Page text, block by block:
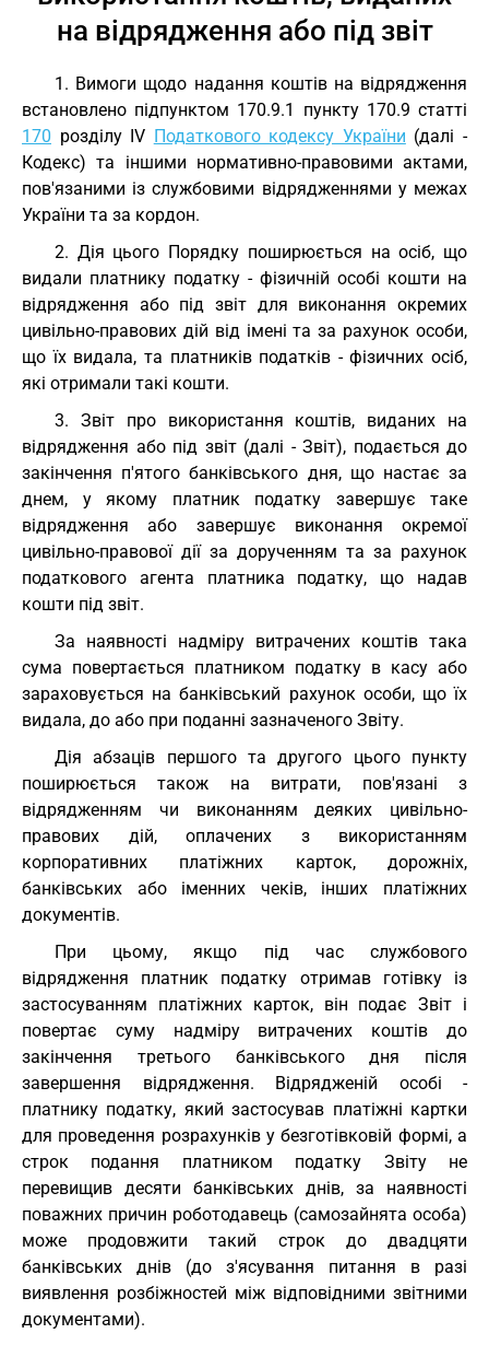
на відрядження або під звіт
1. Вимоги щодо надання коштів на відрядження
встановлено підпунктом 170.9.1 пункту 170.9 статті
170 розділу IV Податкового кодексу України (далі -
Кодекс) та іншими нормативно-правовими актами,
пов'язаними із службовими відрядженнями у межах
України та за кордон.
2. Дія цього Порядку поширюється на осіб, що
видали платнику податку - фізичній особі кошти на
відрядження або під звіт для виконання окремих
цивільно-правових дій від імені та за рахунок особи,
що їх видала, та платників податків - фізичних осіб,
які отримали такі кошти.
3. Звіт про використання коштів, виданих на
відрядження або під звіт (далі - Звіт), подається до
закінчення п'ятого банківського дня, що настає за
днем, у якому платник податку завершує таке
відрядження або завершує виконання окремої
цивільно-правової дії за дорученням та за рахунок
податкового агента платника податку, що надав
кошти під звіт.
За наявності надміру витрачених коштів така
сума повертається платником податку в касу або
зараховується на банківський рахунок особи, що їх
видала, до або при поданні зазначеного Звіту.
Дія абзаців першого та другого цього пункту
поширюється також на витрати, пов'язані з
відрядженням чи виконанням деяких цивільно-
правових дій, оплачених з використанням
корпоративних платіжних карток, дорожніх,
банківських або іменних чеків, інших платіжних
документів.
При цьому, якщо під час службового
відрядження платник податку отримав готівку із
застосуванням платіжних карток, він подає Звіт і
повертає суму надміру витрачених коштів до
закінчення третього банківського дня після
завершення відрядження. Відрядженій особі -
платнику податку, який застосував платіжні картки
для проведення розрахунків у безготівковій формі, а
строк подання платником податку Звіту не
перевищив десяти банківських днів, за наявності
поважних причин роботодавець (самозайнята особа)
може продовжити такий строк до двадцяти
банківських днів (до з'ясування питання в разі
виявлення розбіжностей між відповідними звітними
документами).